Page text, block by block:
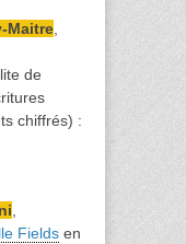
Maitre,
de
chiffrés) :
,
Fields en